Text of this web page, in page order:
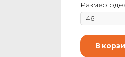
Размер
В